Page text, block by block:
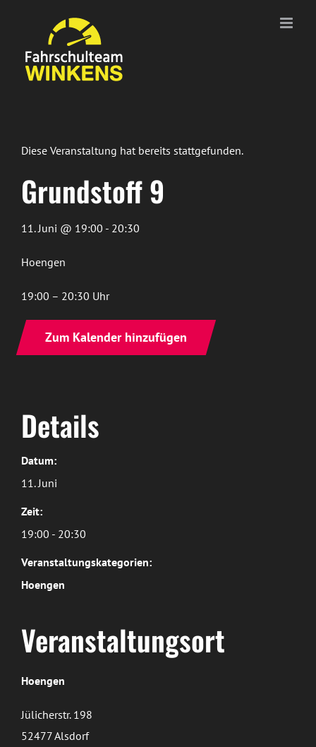
springen
Diese Veranstaltung hat bereits stattgefunden.
Grundstoff 9
11. Juni @ 19:00 - 20:30
Hoengen
19:00 – 20:30 Uhr
Zum Kalender hinzufügen
Details
Datum:
11. Juni
Zeit:
19:00 - 20:30
Veranstaltungskategorien:
Hoengen
Veranstaltungsort
Hoengen
Jülicherstr. 198
52477 Alsdorf